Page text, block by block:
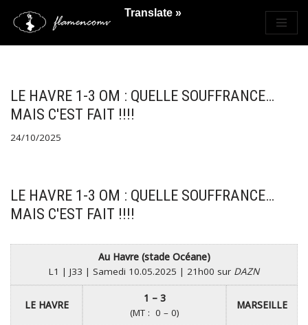
Saltar
LE HAVRE 1-3 OM : QUELLE SOUFFRANCE…
MAIS C'EST FAIT !!!!
24/10/2025
LE HAVRE 1-3 OM : QUELLE SOUFFRANCE…
MAIS C'EST FAIT !!!!
Au Havre (stade Océane)
L1 | J33 | Samedi 10.05.2025 | 21h00 sur DAZN
LE HAVRE
1 – 3
(MT : 0 – 0)
MARSEILLE
Translate »